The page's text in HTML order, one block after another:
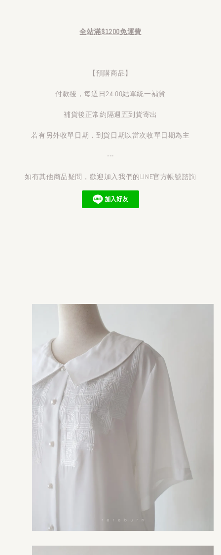
全站滿$1200免運費
【預購商品】
付款後，每週日24:00結單統一補貨
補貨後正常約隔週五到貨寄出
若有另外收單日期，到貨日期以當次收單日期為主
---
如有其他商品疑問，歡迎加入我們的LINE官方帳號諮詢